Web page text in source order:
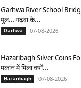
Garhwa River School
पुल… गढ़वा के...
Garhwa 07-08-2026
Hazaribagh Silver Coins
मकान में मिला वर्षों...
Hazaribagh 07-08-2026